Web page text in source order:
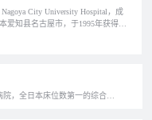
City University Hospital，成
爱知县名古屋市，于1995年获得日
藤田保健衛生大学病院，藤田医科大学病院，全日本床位数第一的综合医院。取得特定功能医院认证，JCI认证。拥有全世界最新达芬奇手术设备，日本首创达芬奇手术训练中心。